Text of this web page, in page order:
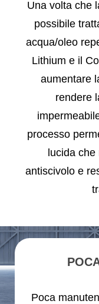
Una volta che
possibile
acqua/oleo
Lithium e il
aumentare
rendere
processo
lucida che
antiscivolo e
Poca